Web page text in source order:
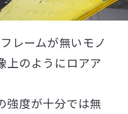
レームが無いモノ
上のようにロアア
強度が十分では無